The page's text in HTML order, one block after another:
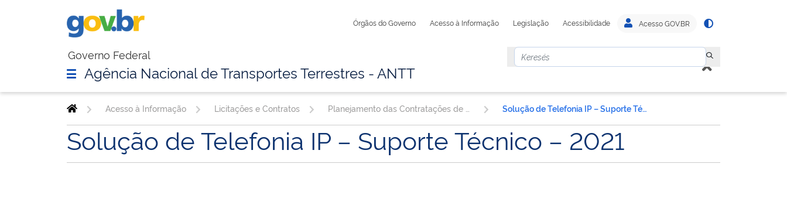
Órgãos do Governo Acesso à Informação Legislação Acessibilidade Acesso GOV.BR
Governo Federal
Agência Nacional de Transportes Terrestres - ANTT
Acesso à Informação Licitações e Contratos Solução de Telefonia IP – Suporte Técnico – 2021
Solução de Telefonia IP – Suporte Técnico – 2021